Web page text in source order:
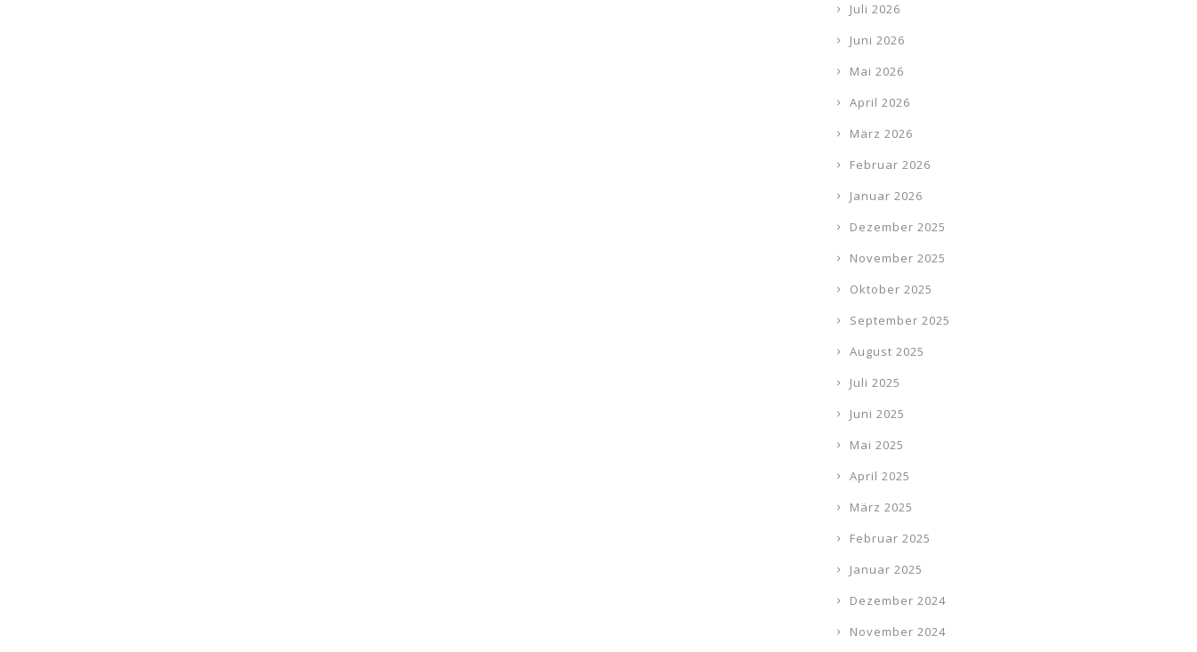
Juli 2026
Juni 2026
Mai 2026
April 2026
März 2026
Februar 2026
Januar 2026
Dezember 2025
November 2025
Oktober 2025
September 2025
August 2025
Juli 2025
Juni 2025
Mai 2025
April 2025
März 2025
Februar 2025
Januar 2025
Dezember 2024
November 2024